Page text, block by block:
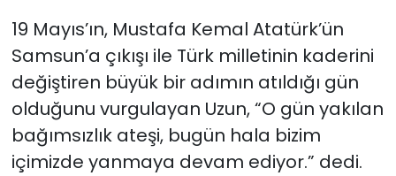
19 Mayıs’ın, Mustafa Kemal Atatürk’ün
Samsun’a çıkışı ile Türk milletinin kaderini
değiştiren büyük bir adımın atıldığı gün
olduğunu vurgulayan Uzun, “O gün yakılan
bağımsızlık ateşi, bugün hala bizim
içimizde yanmaya devam ediyor.” dedi.